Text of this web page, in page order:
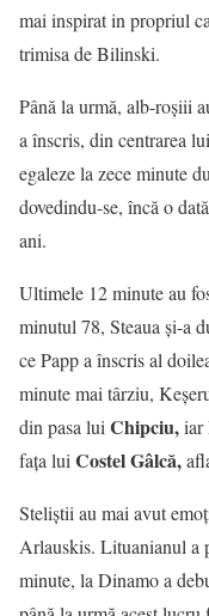
mai inspirat in propriul
trimisa de Bilinski.
Până la urmă, alb-roșiii
a înscris, din centrarea lui
egaleze la zece minute
dovedindu-se, încă o
ani.
Ultimele 12 minute au
minutul 78, Steaua şi-a
ce Papp a înscris al
minute mai târziu,
din pasa lui Chipciu,iar
fața lui Costel Gâlcă,
Steliștii au mai avut
Arlauskis. Lituanianul a
minute, la Dinamo a